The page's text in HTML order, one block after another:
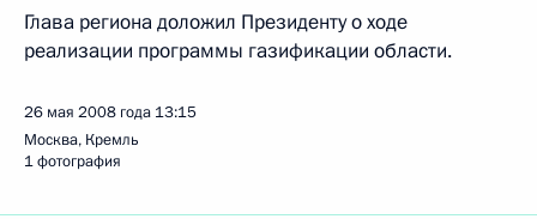
Глава региона доложил Президенту о ходе
реализации программы газификации области.
26 мая 2008 года 13:15
Москва, Кремль
1 фотография